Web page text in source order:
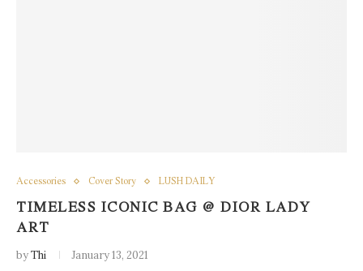
Accessories Cover Story LUSH DAILY
TIMELESS ICONIC BAG @ DIOR LADY
ART
byThi January 13, 2021